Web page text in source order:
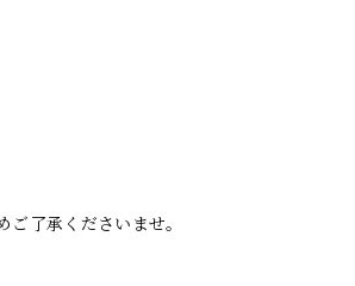
了承くださいませ。